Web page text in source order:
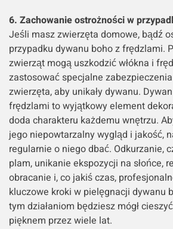
6. Zachowanie ostrożności w
Jeśli masz zwierzęta domowe, bądź
przypadku dywanu boho z frędzlami.
zwierząt mogą uszkodzić włókna i
zastosować specjalne
zwierzęta, aby unikały dywanu.
frędzlami to wyjątkowy element
doda charakteru każdemu wnętrzu.
jego niepowtarzalny wygląd i jakość,
regularnie o niego dbać. Odkurzanie,
plam, unikanie ekspozycji na słońce,
obracanie i, co jakiś czas,
kluczowe kroki w pielęgnacji dywanu
tym działaniom będziesz mógł
pięknem przez wiele lat.